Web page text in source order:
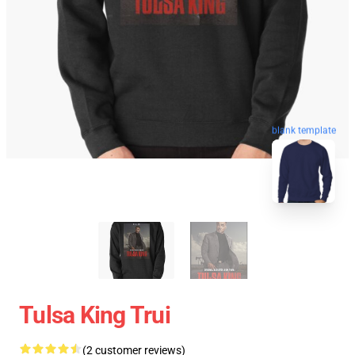
blank template
Tulsa King Trui
(2 customer reviews)